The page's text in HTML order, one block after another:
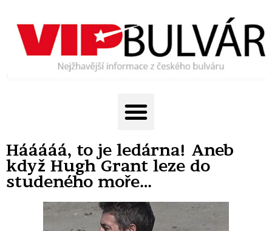
Hááááá, to je ledárna! Aneb
když Hugh Grant leze do
studeného moře…